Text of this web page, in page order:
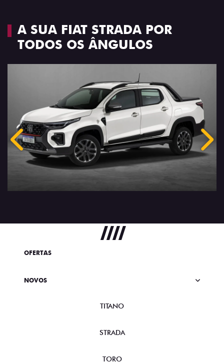
A SUA FIAT STRADA POR
TODOS OS ÂNGULOS
Anterior
OFERTAS
NOVOS
TITANO
STRADA
TORO